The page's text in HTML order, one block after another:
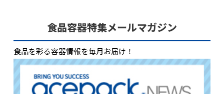
食品容器特集メールマガジン
食品を彩る容器情報を毎月お届け！